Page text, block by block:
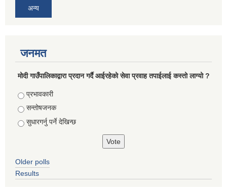
अन्य
जनमत
मोदी गाउँपालिकाद्वारा प्रदान गर्दै आईरहेको सेवा प्रवाह तपाईलाई कस्तो लाग्यो ?
Choices
प्रभावकारी
सन्तोषजनक
सुधारगर्नु पर्ने देखिन्छ
Older polls
Results